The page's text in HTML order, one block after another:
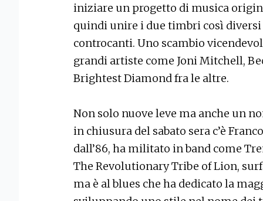
iniziare un progetto di musica
quindi unire i due timbri così
controcanti. Uno scambio
grandi artiste come Joni Mitchell,
Brightest Diamond fra le altre.
Non solo nuove leve ma anche un
in chiusura del sabato sera c’è
dall’86, ha militato in band come
The Revolutionary Tribe of Lion,
ma è al blues che ha dedicato la